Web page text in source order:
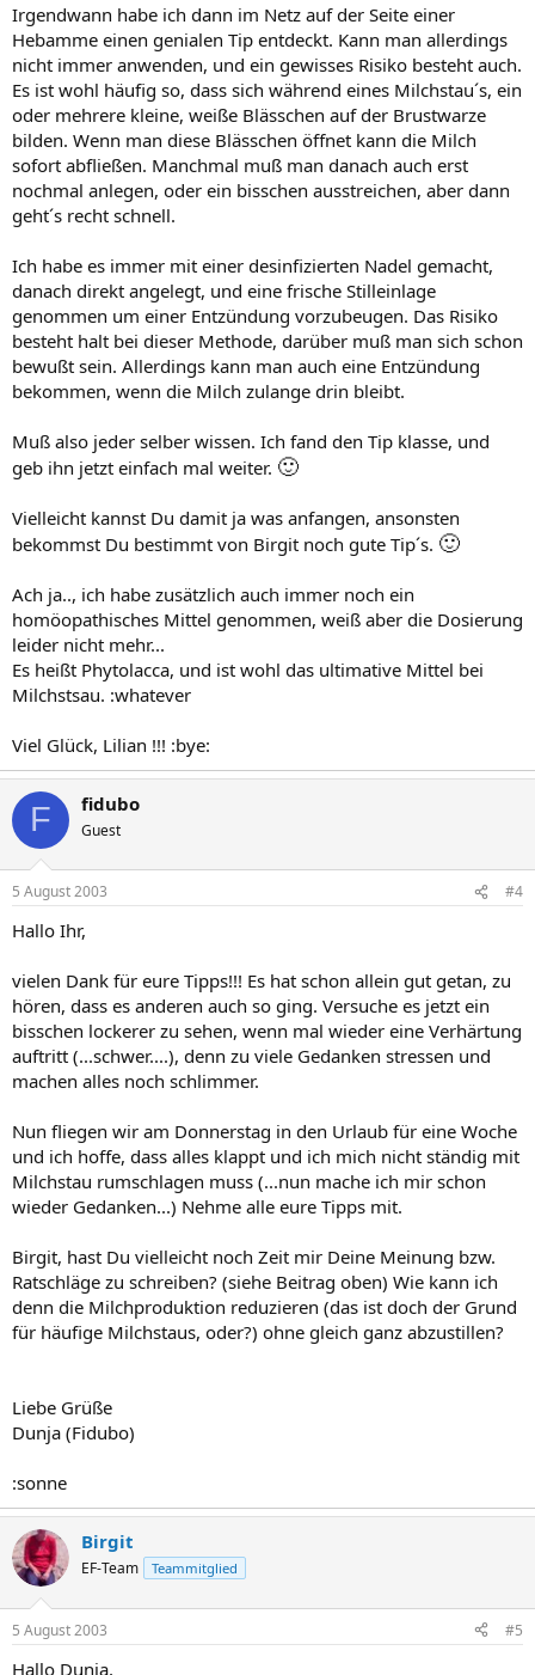
Irgendwann habe ich dann im Netz auf der Seite einer
Hebamme einen genialen Tip entdeckt. Kann man allerdings
nicht immer anwenden, und ein gewisses Risiko besteht auch.
Es ist wohl häufig so, dass sich während eines Milchstau´s, ein
oder mehrere kleine, weiße Blässchen auf der Brustwarze
bilden. Wenn man diese Blässchen öffnet kann die Milch
sofort abfließen. Manchmal muß man danach auch erst
nochmal anlegen, oder ein bisschen ausstreichen, aber dann
geht´s recht schnell.
Ich habe es immer mit einer desinfizierten Nadel gemacht,
danach direkt angelegt, und eine frische Stilleinlage
genommen um einer Entzündung vorzubeugen. Das Risiko
besteht halt bei dieser Methode, darüber muß man sich schon
bewußt sein. Allerdings kann man auch eine Entzündung
bekommen, wenn die Milch zulange drin bleibt.
Muß also jeder selber wissen. Ich fand den Tip klasse, und
geb ihn jetzt einfach mal weiter. 🙂
Vielleicht kannst Du damit ja was anfangen, ansonsten
bekommst Du bestimmt von Birgit noch gute Tip´s. 🙂
Ach ja.., ich habe zusätzlich auch immer noch ein
homöopathisches Mittel genommen, weiß aber die Dosierung
leider nicht mehr...
Es heißt Phytolacca, und ist wohl das ultimative Mittel bei
Milchstsau. :whatever
Viel Glück, Lilian !!! :bye:
F fidubo
Guest
5 August 2003 #4
Hallo Ihr,
vielen Dank für eure Tipps!!! Es hat schon allein gut getan, zu
hören, dass es anderen auch so ging. Versuche es jetzt ein
bisschen lockerer zu sehen, wenn mal wieder eine Verhärtung
auftritt (...schwer....), denn zu viele Gedanken stressen und
machen alles noch schlimmer.
Nun fliegen wir am Donnerstag in den Urlaub für eine Woche
und ich hoffe, dass alles klappt und ich mich nicht ständig mit
Milchstau rumschlagen muss (...nun mache ich mir schon
wieder Gedanken...) Nehme alle eure Tipps mit.
Birgit, hast Du vielleicht noch Zeit mir Deine Meinung bzw.
Ratschläge zu schreiben? (siehe Beitrag oben) Wie kann ich
denn die Milchproduktion reduzieren (das ist doch der Grund
für häufige Milchstaus, oder?) ohne gleich ganz abzustillen?
Liebe Grüße
Dunja (Fidubo)
:sonne
Birgit
EF-Team Teammitglied
5 August 2003 #5
Hallo Dunja,